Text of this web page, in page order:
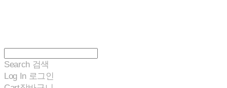
Search 검색
Log In 로그인